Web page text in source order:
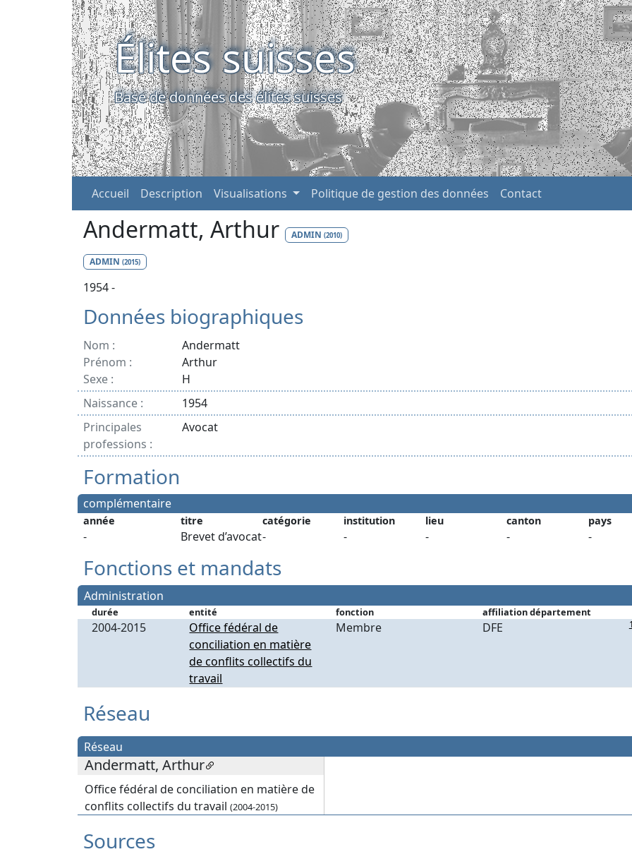
Élites suisses
Base de données des élites suisses
Accueil Description Visualisations Politique de gestion des données Contact
Andermatt, Arthur ADMIN (2010)
ADMIN (2015)
1954 -
Données biographiques
Nom :
Andermatt
Prénom :
Arthur
Sexe :
H
Naissance :
1954
Principales
professions :
Avocat
Formation
complémentaire
année titre catégorie institution lieu canton pays
- Brevet d’avocat- - - - -
Fonctions et mandats
Administration
durée entité fonction affiliation département
2004-2015
Office fédéral de
conciliation en matière
de conflits collectifs du
travail
Membre DFE
Réseau
Réseau
Andermatt, Arthur
Office fédéral de conciliation en matière de
conflits collectifs du travail (2004-2015)
Sources